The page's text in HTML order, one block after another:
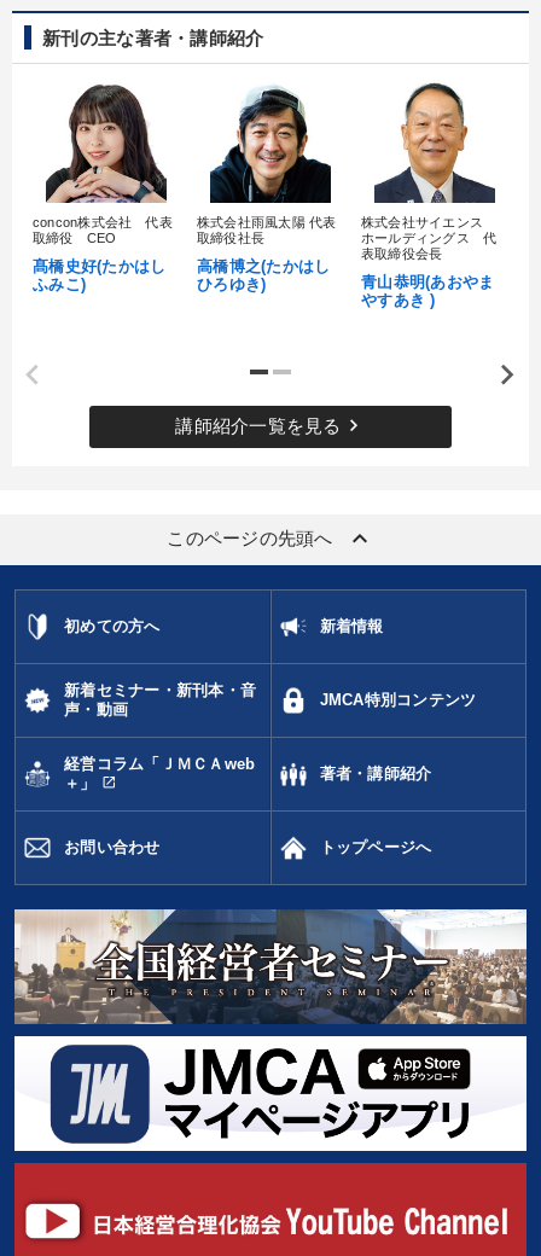
新刊の主な著者・講師紹介
concon株式会社 代表
取締役 CEO
髙橋史好(たかはし
ふみこ)
株式会社雨風太陽 代表
取締役社長
高橋博之(たかはし
ひろゆき)
株式会社サイエンス
ホールディングス 代
表取締役会長
青山恭明(あおやま
やすあき )
講師紹介一覧を見る keyboard_arrow_right
このページの先頭へ keyboard_arrow_up
初めての方へ 新着情報
新着セミナー・新刊本・音
声・動画
JMCA特別コンテンツ
経営コラム「ＪＭＣＡweb
＋」
open_in_new
著者・講師紹介
お問い合わせ トップページへ